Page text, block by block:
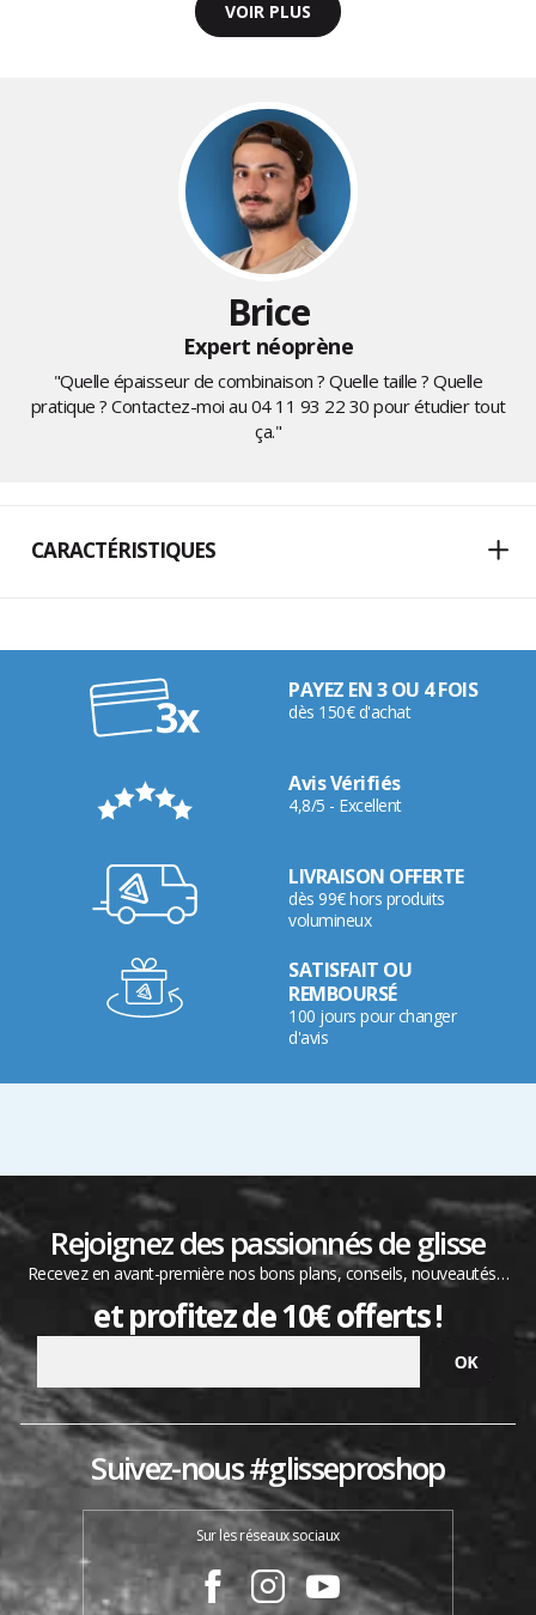
VOIR PLUS
Brice
Expert néoprène
"Quelle épaisseur de combinaison ? Quelle taille ? Quelle
pratique ? Contactez-moi au 04 11 93 22 30 pour étudier tout
ça."
CARACTÉRISTIQUES
PAYEZ EN 3 OU 4 FOIS
dès 150€ d'achat
Avis Vérifiés
4,8/5 - Excellent
LIVRAISON OFFERTE
dès 99€ hors produits
volumineux
SATISFAIT OU
REMBOURSÉ
100 jours pour changer
d'avis
Rejoignez des passionnés de glisse
Recevez en avant-première nos bons plans, conseils, nouveautés…
et profitez de 10€ offerts !
Suivez-nous #glisseproshop
Sur les réseaux sociaux